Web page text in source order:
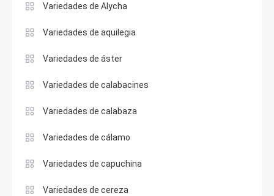
Variedades de Alycha
Variedades de aquilegia
Variedades de áster
Variedades de calabacines
Variedades de calabaza
Variedades de cálamo
Variedades de capuchina
Variedades de cereza